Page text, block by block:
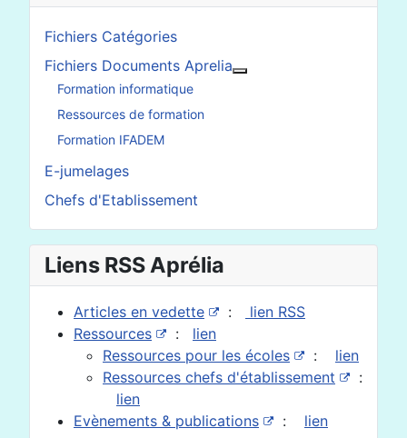
Fichiers Catégories
Fichiers Documents Aprelia
Formation informatique
Ressources de formation
Formation IFADEM
E-jumelages
Chefs d'Etablissement
Liens RSS Aprélia
Articles en vedette :
lien RSS
Ressources
: lien
Ressources pour les écoles
: lien
Ressources chefs d'établissement
:
lien
Evènements & publications
: lien